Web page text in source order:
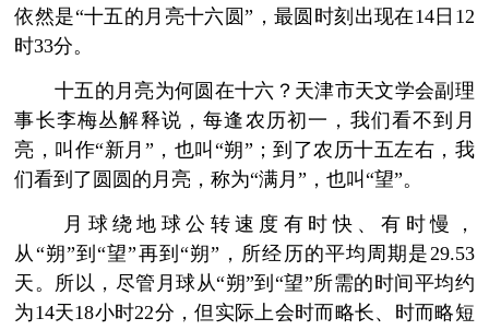
依然是“十五的月亮十六圆”，最圆时刻出现在14日12
时33分。
十五的月亮为何圆在十六？天津市天文学会副理
事长李梅丛解释说，每逢农历初一，我们看不到月
亮，叫作“新月”，也叫“朔”；到了农历十五左右，我
们看到了圆圆的月亮，称为“满月”，也叫“望”。
月球绕地球公转速度有时快、有时慢，
从“朔”到“望”再到“朔”，所经历的平均周期是29.53
天。所以，尽管月球从“朔”到“望”所需的时间平均约
为14天18小时22分，但实际上会时而略长、时而略短